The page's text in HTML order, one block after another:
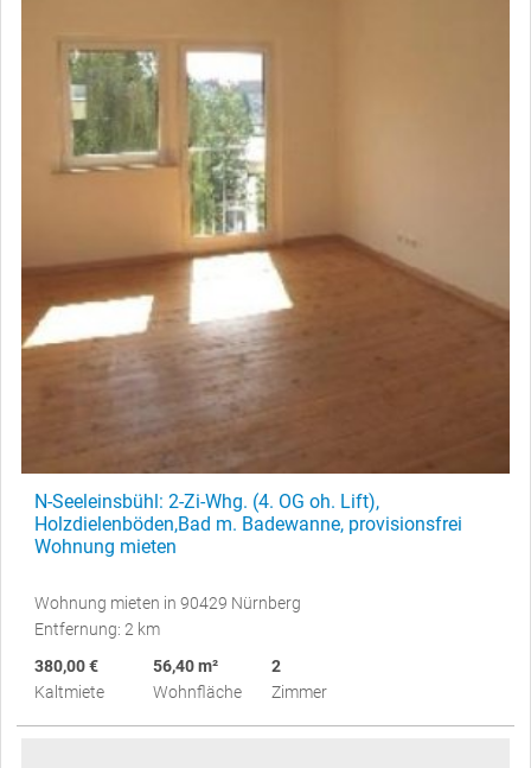
N-Seeleinsbühl: 2-Zi-Whg. (4. OG oh. Lift),
Holzdielenböden,Bad m. Badewanne, provisionsfrei
Wohnung mieten
Wohnung mieten in 90429 Nürnberg
Entfernung: 2 km
380,00 €
Kaltmiete
56,40 m²
Wohnfläche
2
Zimmer